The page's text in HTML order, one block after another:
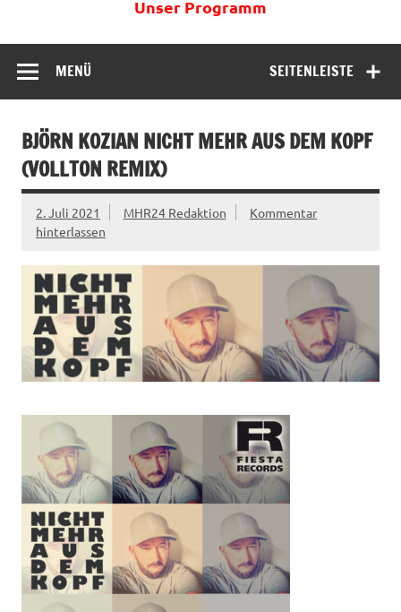
Unser Programm
SEITENLEISTE
MENÜ
BJÖRN KOZIAN NICHT MEHR AUS DEM KOPF
(VOLLTON REMIX)
2. Juli 2021 MHR24 Redaktion
Kommentar
hinterlassen